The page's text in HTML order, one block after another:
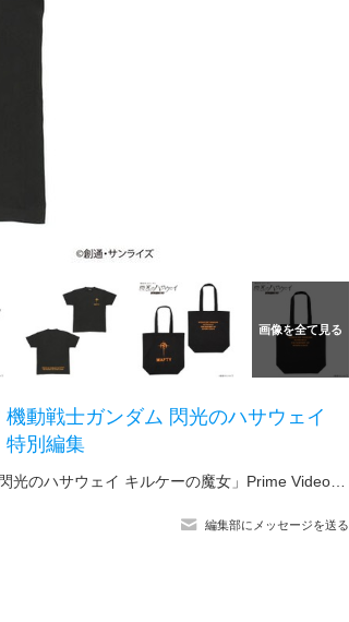
機動戦士ガンダム 閃光のハサウェイ
特別編集
編集部にメッセージを送る